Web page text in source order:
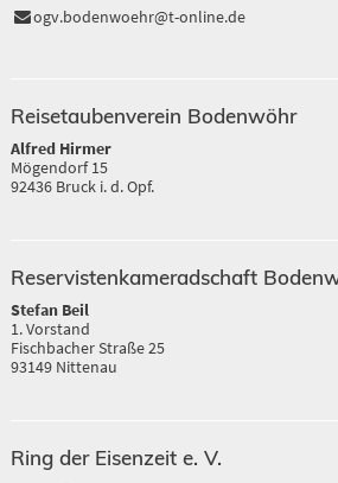
ogv.bodenwoehr@t-online.de
Reisetaubenverein Bodenwöhr
Alfred Hirmer
Mögendorf 15
92436 Bruck i. d. Opf.
Reservistenkameradschaft
Stefan Beil
1. Vorstand
Fischbacher Straße 25
93149 Nittenau
Ring der Eisenzeit e. V.